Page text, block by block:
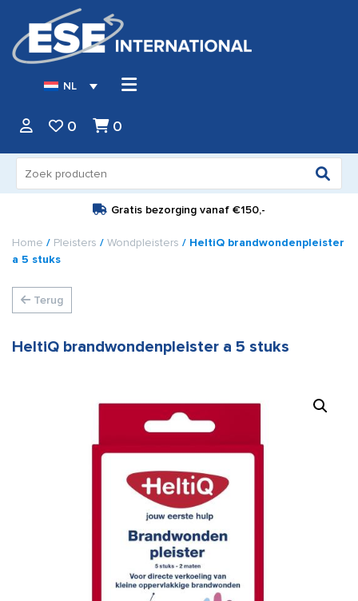
NL
0 0
naar:
Gratis bezorging vanaf €150,-
Home / Pleisters / Wondpleisters / HeltiQ brandwondenpleister
a 5 stuks
Terug
HeltiQ brandwondenpleister a 5 stuks